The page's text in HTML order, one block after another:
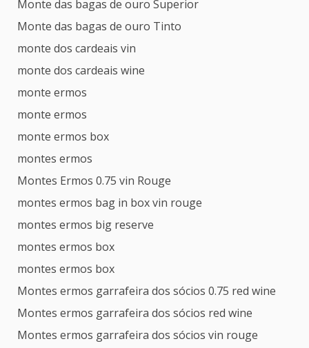
Monte das bagas de ouro Superior
Monte das bagas de ouro Tinto
monte dos cardeais vin
monte dos cardeais wine
monte ermos
monte ermos
monte ermos box
montes ermos
Montes Ermos 0.75 vin Rouge
montes ermos bag in box vin rouge
montes ermos big reserve
montes ermos box
montes ermos box
Montes ermos garrafeira dos sócios 0.75 red wine
Montes ermos garrafeira dos sócios red wine
Montes ermos garrafeira dos sócios vin rouge